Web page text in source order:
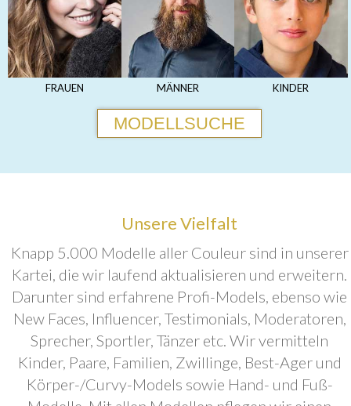
FRAUEN MÄNNER KINDER
MODELLSUCHE
Unsere Vielfalt
Knapp 5.000 Modelle aller Couleur sind in unserer
Kartei, die wir laufend aktualisieren und erweitern.
Darunter sind erfahrene Profi-Models, ebenso wie
New Faces, Influencer, Testimonials, Moderatoren,
Sprecher, Sportler, Tänzer etc. Wir vermitteln
Kinder, Paare, Familien, Zwillinge, Best-Ager und
Körper-/Curvy-Models sowie Hand- und Fuß-